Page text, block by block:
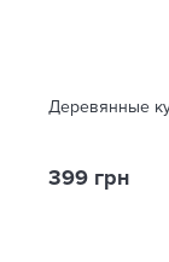
Деревянные
399 грн